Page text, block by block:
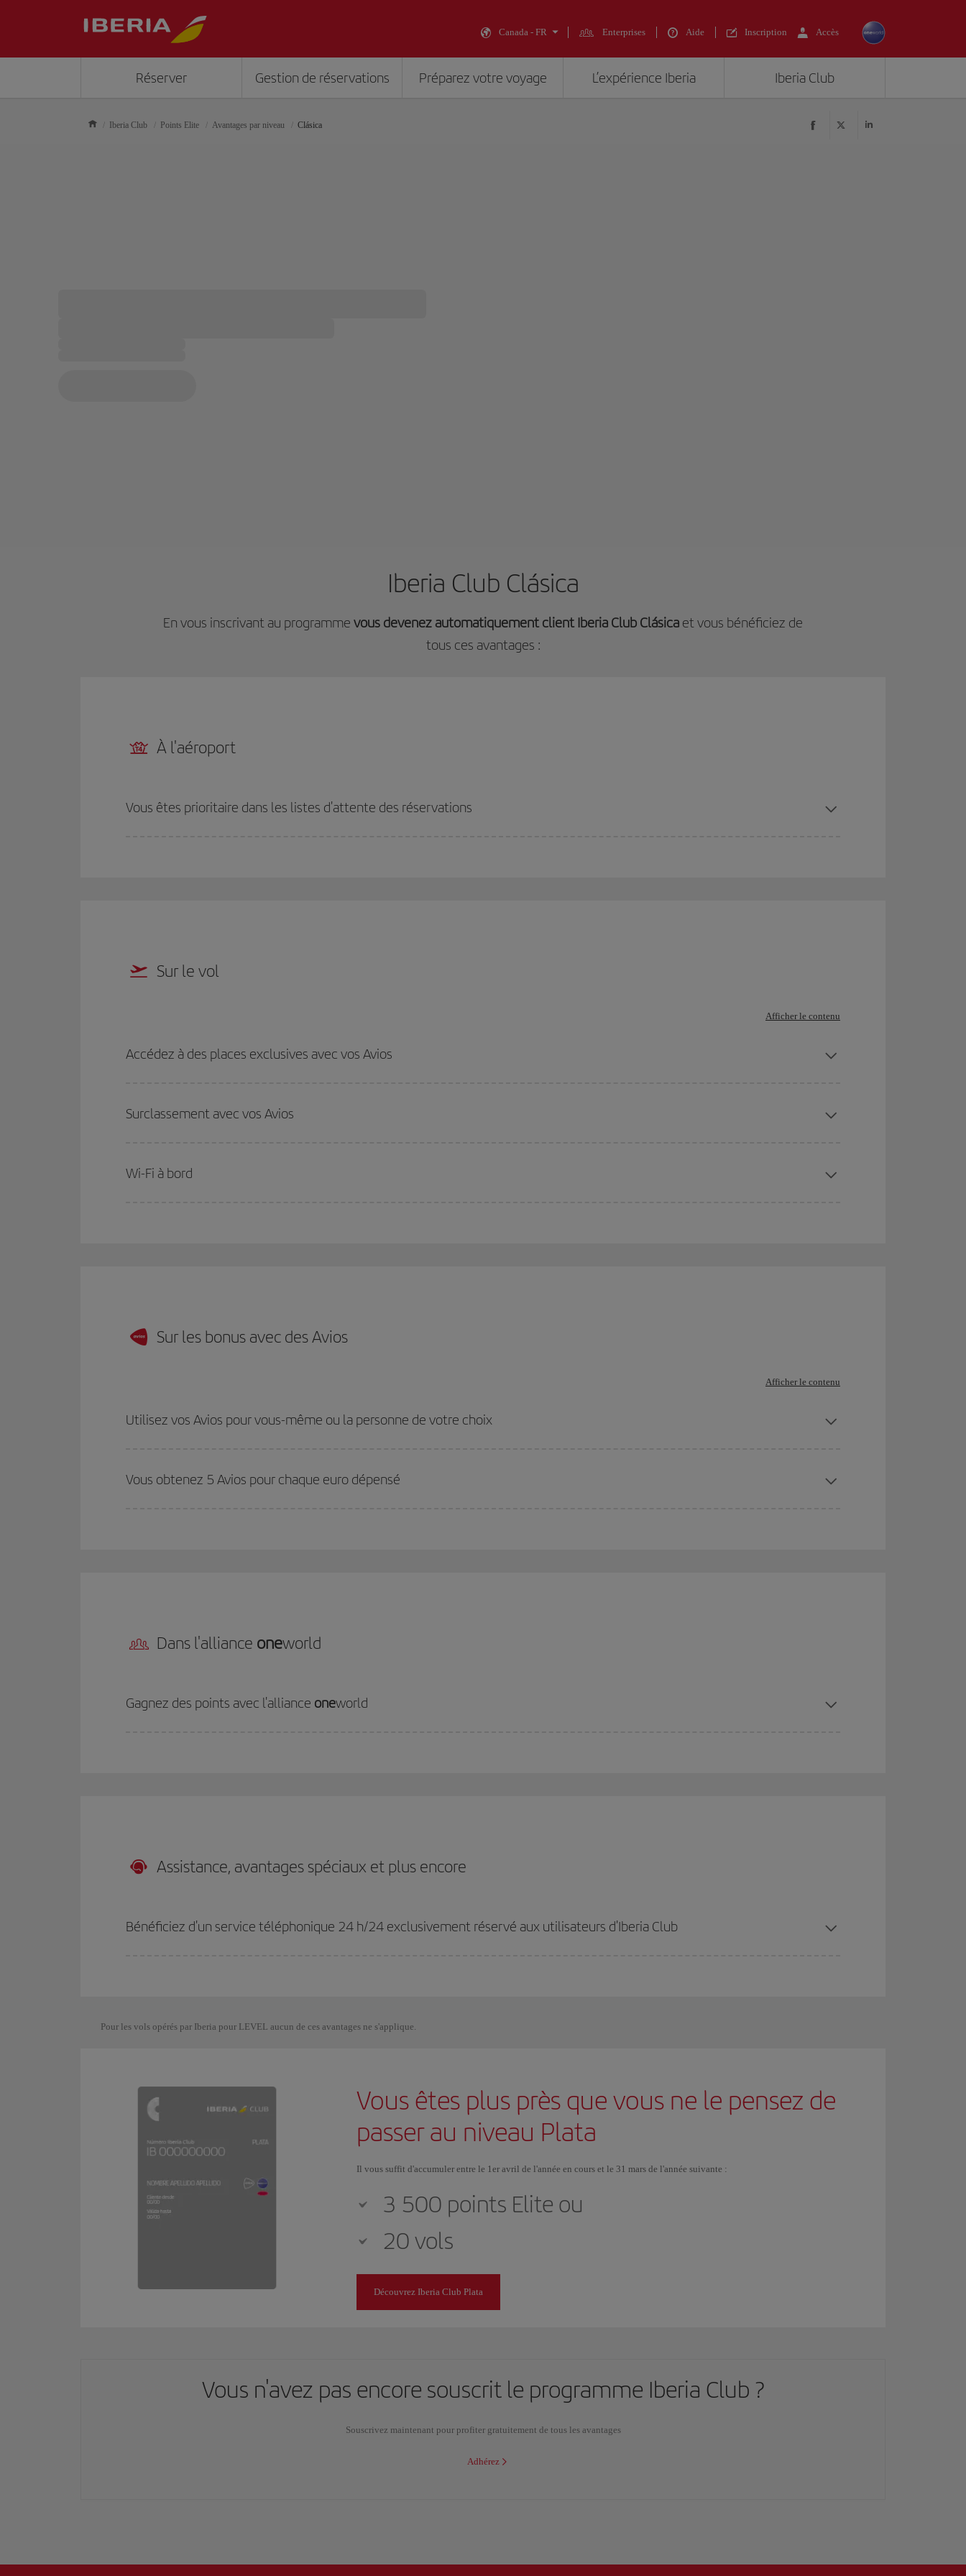
Canada - FR Enterprises Aide Inscription Accès
Réserver Gestion de réservations Préparez votre voyage L’expérience Iberia Iberia Club
Iberia Club Points Elite Avantages par niveau Clásica
Iberia Club Clásica
En vous inscrivant au programme vous devenez automatiquement client Iberia Club Clásica et vous bénéficiez de
tous ces avantages :
À l'aéroport
Vous êtes prioritaire dans les listes d'attente des réservations
Sur le vol
Afficher le contenu
Accédez à des places exclusives avec vos Avios
Surclassement avec vos Avios
Wi-Fi à bord
Sur les bonus avec des Avios
Afficher le contenu
Utilisez vos Avios pour vous-même ou la personne de votre choix
Vous obtenez 5 Avios pour chaque euro dépensé
Dans l'alliance oneworld
Gagnez des points avec l'alliance oneworld
Assistance, avantages spéciaux et plus encore
Bénéficiez d'un service téléphonique 24 h/24 exclusivement réservé aux utilisateurs d'Iberia Club
Pour les vols opérés par Iberia pour LEVEL aucun de ces avantages ne s'applique.
Vous êtes plus près que vous ne le pensez de
passer au niveau Plata
Il vous suffit d'accumuler entre le 1er avril de l'année en cours et le 31 mars de l'année suivante :
3 500 points Elite ou
20 vols
Découvrez Iberia Club Plata
Vous n'avez pas encore souscrit le programme Iberia Club ?
Souscrivez maintenant pour profiter gratuitement de tous les avantages
Adhérez